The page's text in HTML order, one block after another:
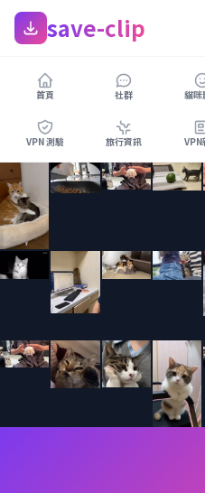
save-clip
首頁 社群 貓咪
VPN 測驗 旅行資訊 VPN